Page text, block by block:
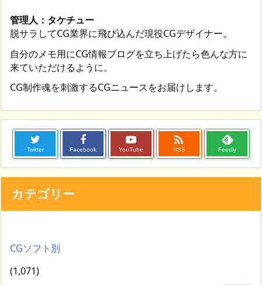
管理人：タケチュー
脱サラしてCG業界に飛び込んだ現役CGデザイナー。
自分のメモ用にCG情報ブログを立ち上げたら色んな方に
来ていただけるように。
CG制作魂を刺激するCGニュースをお届けします。
Twitter Facebook YouTube

RSS Feedly
カテゴリー
CGソフト別
(1,071)